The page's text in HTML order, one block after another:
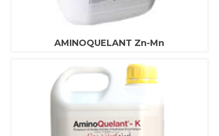
AMINOQUELANT Zn-Mn